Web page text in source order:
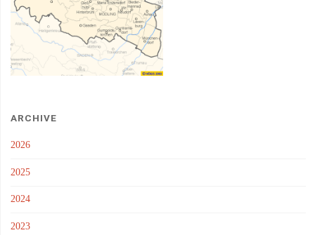
ARCHIVE
2026
2025
2024
2023